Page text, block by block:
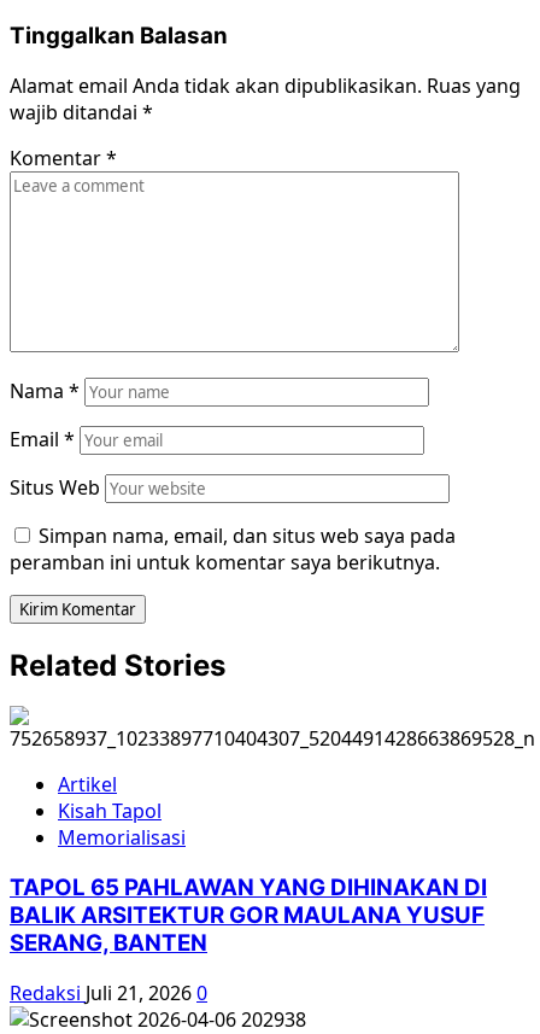
Tinggalkan Balasan
Alamat email Anda tidak akan dipublikasikan. Ruas yang
wajib ditandai *
Komentar*
Nama *
Email *
Situs Web
Simpan nama, email, dan situs web saya pada
peramban ini untuk komentar saya berikutnya.
Related Stories
Artikel
Kisah Tapol
Memorialisasi
TAPOL 65 PAHLAWAN YANG DIHINAKAN DI
BALIK ARSITEKTUR GOR MAULANA YUSUF
SERANG, BANTEN
Redaksi Juli 21, 20260